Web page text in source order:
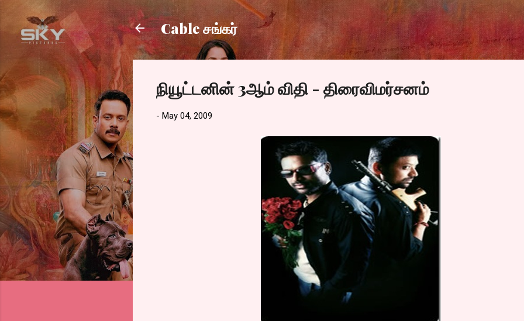
Skip to main content
Cable சங்கர்
நியூட்டனின் 3ஆம் விதி - திரைவிமர்சனம்
- May 04, 2009